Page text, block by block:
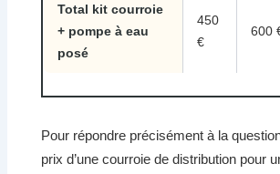
Total kit courroie
+ pompe à eau
posé
450
€
600
Pour répondre précisément à la
prix d’une courroie de distribution pour